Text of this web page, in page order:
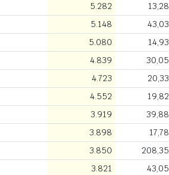
5.282 13,28
5.148 43,03
5.080 14,93
4.839 30,05
4.723 20,33
4.552 19,82
3.919 39,88
3.898 17,78
3.850 208,35
3.821 43,05